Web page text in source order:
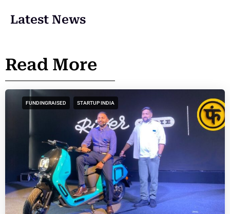
Latest News
Read More
FUNDINGRAISED STARTUP INDIA